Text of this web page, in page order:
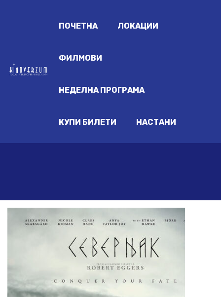
ПОЧЕТНА ЛОКАЦИИ
ФИЛМОВИ
НЕДЕЛНА ПРОГРАМА
КУПИ БИЛЕТИ НАСТАНИ